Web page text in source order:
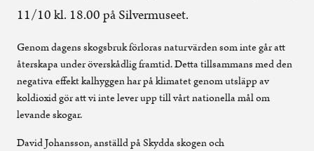
11/10 kl. 18.00 på Silvermuseet.
Genom dagens skogsbruk förloras naturvärden som inte går att
återskapa under överskådlig framtid. Detta tillsammans med den
negativa effekt kalhyggen har på klimatet genom utsläpp av
koldioxid gör att vi inte lever upp till vårt nationella mål om
levande skogar.
David Johansson, anställd på Skydda skogen och